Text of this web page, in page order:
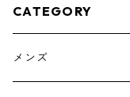
CATEGORY
メンズ